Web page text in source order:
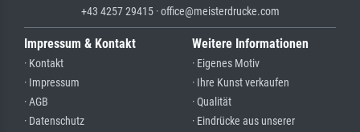
+43 4257 29415 · office@meisterdrucke.com
Impressum & Kontakt
· Kontakt
· Impressum
· AGB
· Datenschutz
Weitere Informationen
· Eigenes Motiv
· Ihre Kunst verkaufen
· Qualität
· Eindrücke aus unserer